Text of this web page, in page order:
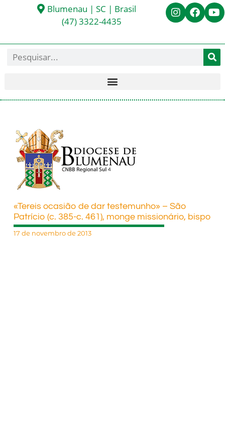
Blumenau | SC | Brasil
(47) 3322-4435
«Tereis ocasião de dar testemunho» – São
Patrício (c. 385-c. 461), monge missionário, bispo
17 de novembro de 2013